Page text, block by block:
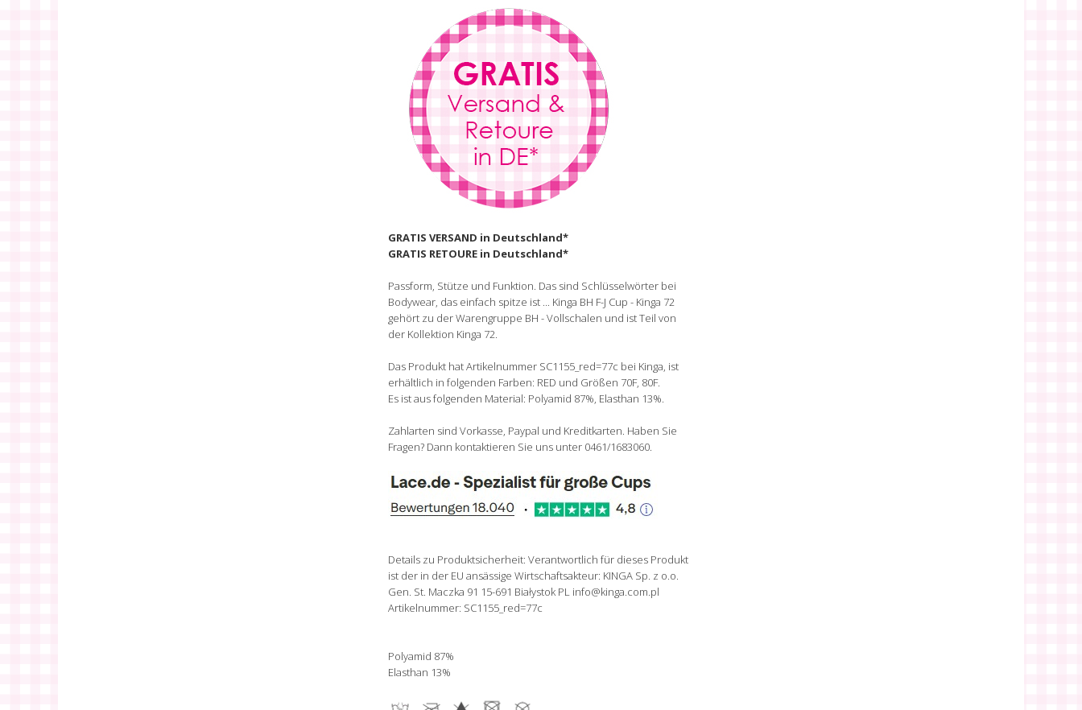
GRATIS VERSAND in Deutschland*
GRATIS RETOURE in Deutschland*
Passform, Stütze und Funktion. Das sind Schlüsselwörter bei
Bodywear, das einfach spitze ist ... Kinga BH F-J Cup - Kinga 72
gehört zu der Warengruppe BH - Vollschalen und ist Teil von
der Kollektion Kinga 72.
Das Produkt hat Artikelnummer SC1155_red=77c bei Kinga, ist
erhältlich in folgenden Farben: RED und Größen 70F, 80F.
Es ist aus folgenden Material: Polyamid 87%, Elasthan 13%.
Zahlarten sind Vorkasse, Paypal und Kreditkarten. Haben Sie
Fragen? Dann kontaktieren Sie uns unter 0461/1683060.
Details zu Produktsicherheit: Verantwortlich für dieses Produkt
ist der in der EU ansässige Wirtschaftsakteur: KINGA Sp. z o.o.
Gen. St. Maczka 91 15-691 Białystok PL info@kinga.com.pl
Artikelnummer: SC1155_red=77c
Polyamid 87%
Elasthan 13%